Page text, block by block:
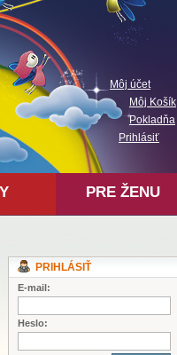
Môj účet
Môj Košík
Pokladňa
Prihlásiť
PRE ŽENU
PRIHLÁSIŤ
E-mail:
Heslo: